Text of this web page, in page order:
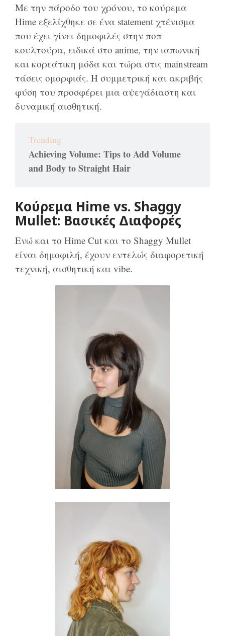
Με την πάροδο του χρόνου, το κούρεμα
Hime εξελίχθηκε σε ένα statement χτένισμα
που έχει γίνει δημοφιλές στην ποπ
κουλτούρα, ειδικά στο anime, την ιαπωνική
και κορεάτικη μόδα και τώρα στις mainstream
τάσεις ομορφιάς. Η συμμετρική και ακριβής
φύση του προσφέρει μια αψεγάδιαστη και
δυναμική αισθητική.
Trending
Achieving Volume: Tips to Add Volume
and Body to Straight Hair
Κούρεμα Hime vs. Shaggy
Mullet: Βασικές Διαφορές
Ενώ και το Hime Cut και το Shaggy Mullet
είναι δημοφιλή, έχουν εντελώς διαφορετική
τεχνική, αισθητική και vibe.